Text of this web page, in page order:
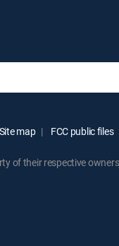
Site map FCC public files
of their respective